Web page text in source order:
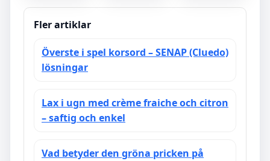
Vilda Spår
Hållbar
Priser &
Fler artiklar
Överste i spel korsord – SENAP (Cluedo)
lösningar
Lax i ugn med crème fraiche och citron
– saftig och enkel
Vad betyder den gröna pricken på